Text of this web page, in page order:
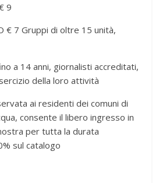
9
€ 7 Gruppi di oltre 15 unità,
a 14 anni, giornalisti accreditati,
della loro attività
ai residenti dei comuni di
consente il libero ingresso in
per tutta la durata
sul catalogo